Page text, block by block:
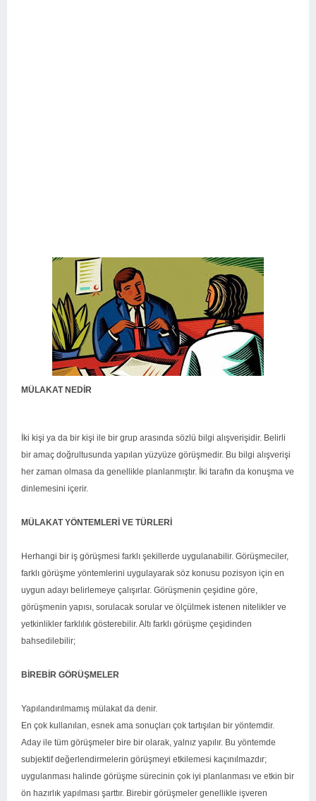
MÜLAKAT NEDİR
İki kişi ya da bir kişi ile bir grup arasında sözlü bilgi alışverişidir. Belirli
bir amaç doğrultusunda yapılan yüzyüze görüşmedir. Bu bilgi alışverişi
her zaman olmasa da genellikle planlanmıştır. İki tarafın da konuşma ve
dinlemesini içerir.
MÜLAKAT YÖNTEMLERİ VE TÜRLERİ
Herhangi bir iş görüşmesi farklı şekillerde uygulanabilir. Görüşmeciler,
farklı görüşme yöntemlerini uygulayarak söz konusu pozisyon için en
uygun adayı belirlemeye çalışırlar. Görüşmenin çeşidine göre,
görüşmenin yapısı, sorulacak sorular ve ölçülmek istenen nitelikler ve
yetkinlikler farklılık gösterebilir. Altı farklı görüşme çeşidinden
bahsedilebilir;
BİREBİR GÖRÜŞMELER
Yapılandırılmamış mülakat da denir.
En çok kullanılan, esnek ama sonuçları çok tartışılan bir yöntemdir.
Aday ile tüm görüşmeler bire bir olarak, yalnız yapılır. Bu yöntemde
subjektif değerlendirmelerin görüşmeyi etkilemesi kaçınılmazdır;
uygulanması halinde görüşme sürecinin çok iyi planlanması ve etkin bir
ön hazırlık yapılması şarttır. Birebir görüşmeler genellikle işveren